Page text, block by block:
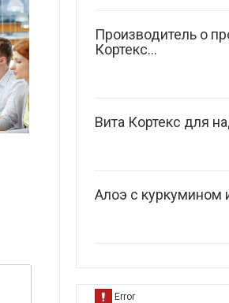
Производитель о
Кортекс...
Вита Кортекс для
Алоэ с куркумином